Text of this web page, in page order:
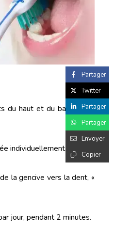
du haut et du bas se fait
individuellement.
la gencive vers la dent, «
jour, pendant 2 minutes.
Partager
Twitter
Partager
Partager
Envoyer
Copier